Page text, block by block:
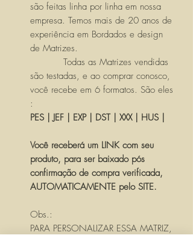
são feitas linha por linha em nossa
empresa. Temos mais de 20 anos de
experiência em Bordados e design
de Matrizes.
Todas as Matrizes vendidas
são testadas, e ao comprar conosco,
você recebe em 6 formatos. São eles
:
PES | JEF | EXP | DST | XXX | HUS |
Você receberá um LINK com seu
produto, para ser baixado pós
confirmação de compra verificada,
AUTOMATICAMENTE pelo SITE.
Obs.:
PARA PERSONALIZAR ESSA MATRIZ,